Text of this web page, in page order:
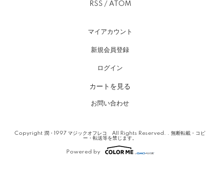
RSS / ATOM
マイアカウント
新規会員登録
ログイン
カートを見る
お問い合わせ
Copyright 潤・1997 マジックオフレコ All Rights Reserved. . 無断転載・コピ
ー・転送等を禁じます。
Powered by